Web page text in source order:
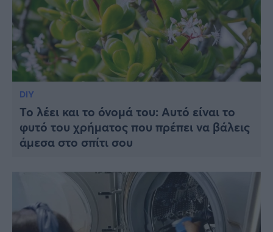
DIY
Το λέει και το όνομά του: Αυτό είναι το
φυτό του χρήματος που πρέπει να βάλεις
άμεσα στο σπίτι σου